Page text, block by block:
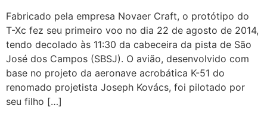
Fabricado pela empresa Novaer Craft, o protótipo do
T-Xc fez seu primeiro voo no dia 22 de agosto de 2014,
tendo decolado às 11:30 da cabeceira da pista de São
José dos Campos (SBSJ). O avião, desenvolvido com
base no projeto da aeronave acrobática K-51 do
renomado projetista Joseph Kovács, foi pilotado por
seu filho […]